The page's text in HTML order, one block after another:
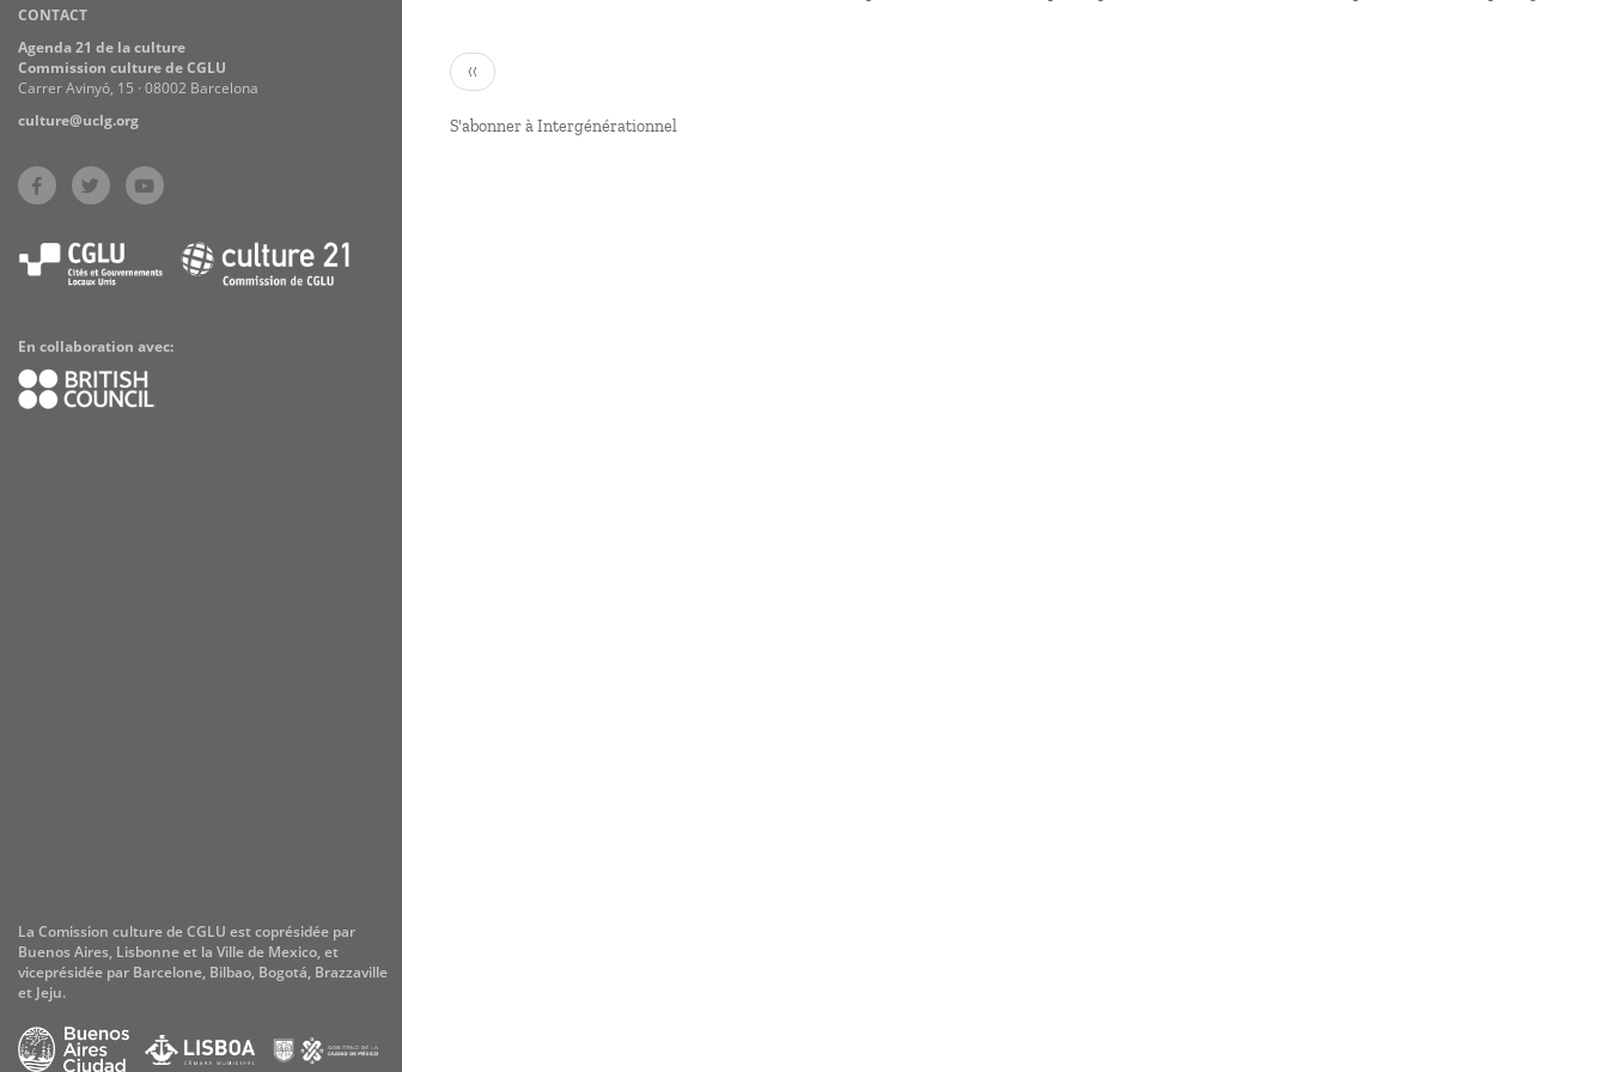
Practices
CONTACT
Agenda 21 de la culture
Commission culture de CGLU
Carrer Avinyó, 15 · 08002 Barcelona
culture@uclg.org
La Comission culture de CGLU est coprésidée par
Buenos Aires, Lisbonne et la Ville de Mexico, et
viceprésidée par Barcelone, Bilbao, Bogotá, Brazzaville
et Jeju.
En collaboration avec:
Pagination
Page
précédente
‹‹
S'abonner à Intergénérationnel